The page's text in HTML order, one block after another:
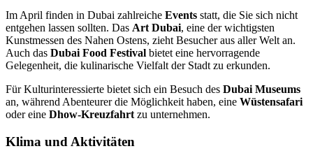
Im April finden in Dubai zahlreiche Events statt, die Sie sich nicht
entgehen lassen sollten. Das Art Dubai, eine der wichtigsten
Kunstmessen des Nahen Ostens, zieht Besucher aus aller Welt an.
Auch das Dubai Food Festival bietet eine hervorragende
Gelegenheit, die kulinarische Vielfalt der Stadt zu erkunden.
Für Kulturinteressierte bietet sich ein Besuch des Dubai Museums
an, während Abenteurer die Möglichkeit haben, eine Wüstensafari
oder eine Dhow-Kreuzfahrt zu unternehmen.
Klima und Aktivitäten